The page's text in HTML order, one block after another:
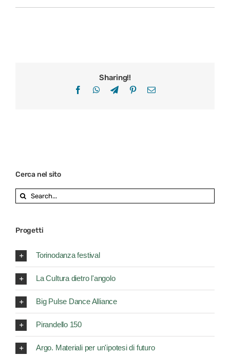
Sharing!!
FacebookWhatsApp
TelegramPinterestEmail
Cerca nel sito
Search
for:
Progetti
Torinodanza festival
La Cultura dietro l'angolo
Big Pulse Dance Alliance
Pirandello 150
Argo. Materiali per un'ipotesi di futuro